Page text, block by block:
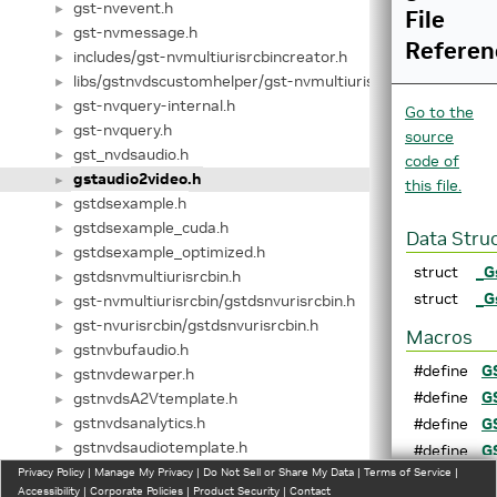
► gst-nvevent.h
► gst-nvmessage.h
► includes/gst-nvmultiurisrcbincreator.h
► libs/gstnvdscustomhelper/gst-nvmultiurisrcbincreator.h
► gst-nvquery-internal.h
► gst-nvquery.h
► gst_nvdsaudio.h
► gstaudio2video.h
► gstdsexample.h
► gstdsexample_cuda.h
► gstdsexample_optimized.h
► gstdsnvmultiurisrcbin.h
► gst-nvmultiurisrcbin/gstdsnvurisrcbin.h
► gst-nvurisrcbin/gstdsnvurisrcbin.h
► gstnvbufaudio.h
► gstnvdewarper.h
► gstnvdsA2Vtemplate.h
► gstnvdsanalytics.h
► gstnvdsaudiotemplate.h
► gstnvdsaudiotemplate_meta.h
File
Go to the
source
code of
this file.
Data
struct
struct
Macros
#define
#define
#define
#define
Privacy Policy | Manage My Privacy | Do Not Sell or Share My Data | Terms of Service |
Accessibility | Corporate Policies | Product Security | Contact